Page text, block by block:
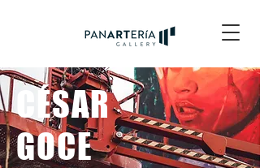
CÉSAR
GOCE